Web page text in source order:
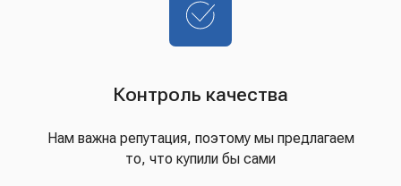
Контроль качества
Нам важна репутация, поэтому мы предлагаем
то, что купили бы сами